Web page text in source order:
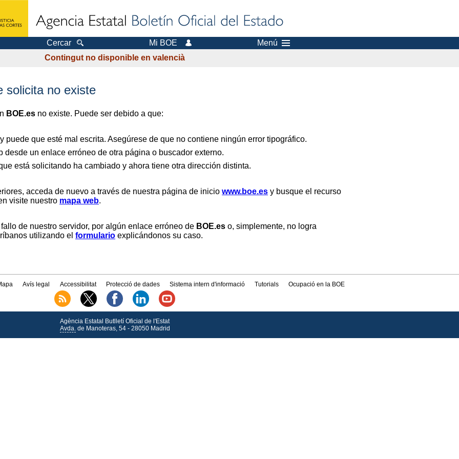
Cercar Mi BOE
Menú
Contingut no disponible en valencià
solicita no existe
BOE.es no existe. Puede ser debido a que:
puede que esté mal escrita. Asegúrese de que no contiene ningún error tipográfico.
desde un enlace erróneo de otra página o buscador externo.
está solicitando ha cambiado y ahora tiene otra dirección distinta.
acceda de nuevo a través de nuestra página de inicio www.boe.es y busque el recurso
visite nuestro mapa web.
de nuestro servidor, por algún enlace erróneo de BOE.es o, simplemente, no logra
utilizando el formulario explicándonos su caso.
Avís legal Accessibilitat Protecció de dades Sistema intern d'informació Tutorials Ocupació en la BOE
Agència Estatal Butlletí Oficial de l'Estat
Avda.de Manoteras, 54 - 28050 Madrid